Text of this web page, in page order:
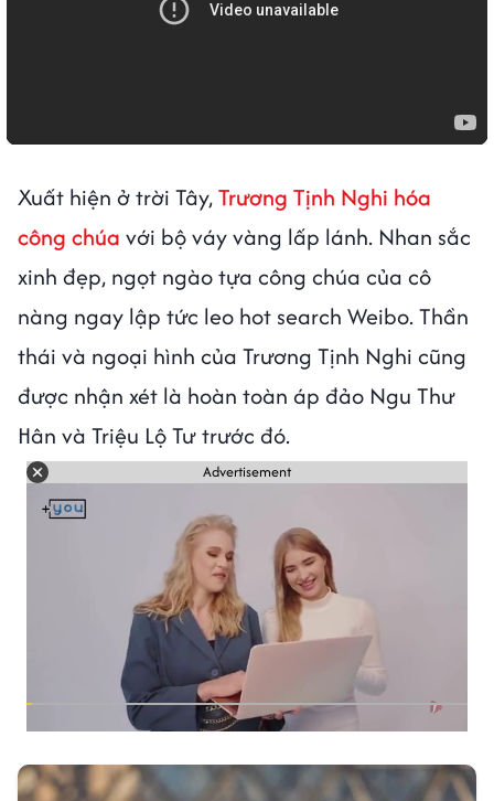
Xuất hiện ở trời Tây,Trương Tịnh Nghi hóa
công chúa với bộ váy vàng lấp lánh. Nhan sắc
xinh đẹp, ngọt ngào tựa công chúa của cô
nàng ngay lập tức leo hot search Weibo. Thần
thái và ngoại hình của Trương Tịnh Nghi cũng
được nhận xét là hoàn toàn áp đảo Ngu Thư
Hân và Triệu Lộ Tư trước đó.
Advertisement